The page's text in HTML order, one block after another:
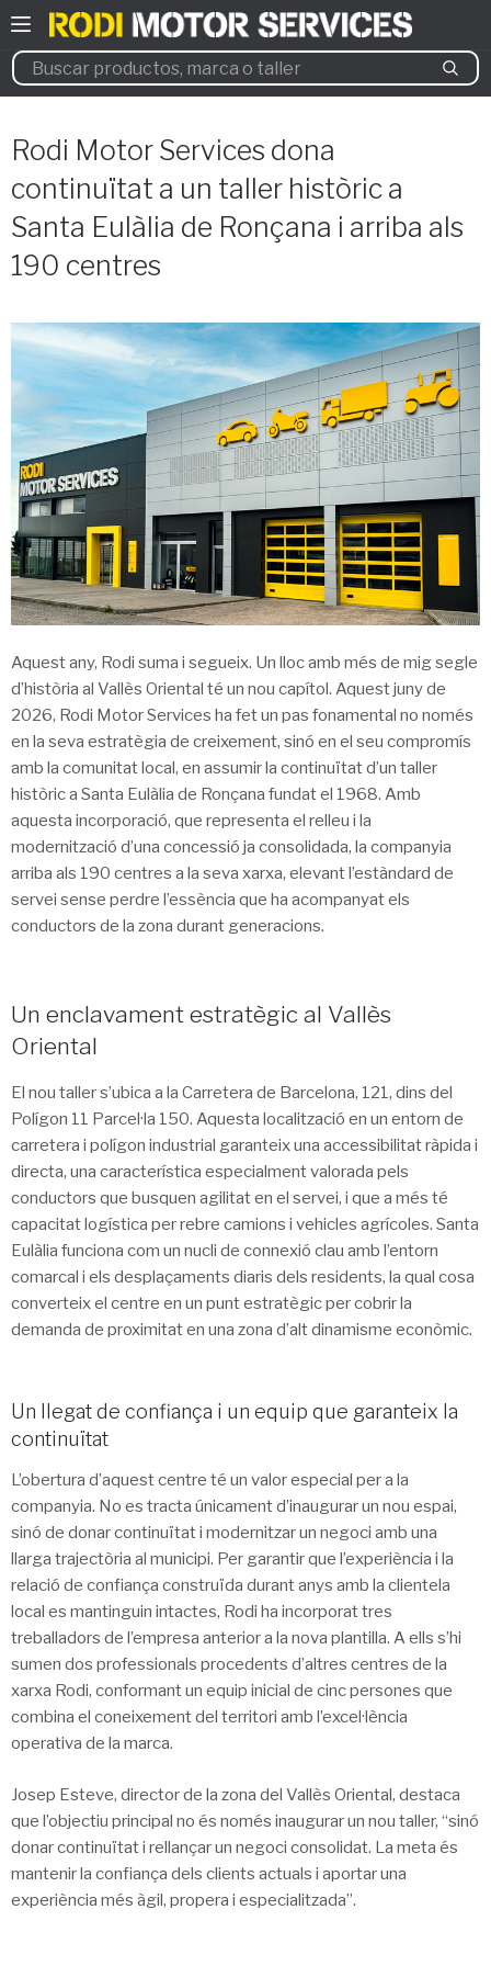
Vés
contingut
Rodi Motor Services dona
continuïtat a un taller històric a
Santa Eulàlia de Ronçana i arriba als
190 centres
Aquest any, Rodi suma i segueix. Un lloc amb més de mig segle
d’història al Vallès Oriental té un nou capítol. Aquest juny de
2026, Rodi Motor Services ha fet un pas fonamental no només
en la seva estratègia de creixement, sinó en el seu compromís
amb la comunitat local, en assumir la continuïtat d’un taller
històric a Santa Eulàlia de Ronçana fundat el 1968. Amb
aquesta incorporació, que representa el relleu i la
modernització d’una concessió ja consolidada, la companyia
arriba als 190 centres a la seva xarxa, elevant l’estàndard de
servei sense perdre l’essència que ha acompanyat els
conductors de la zona durant generacions.
Un enclavament estratègic al Vallès
Oriental
El nou taller s’ubica a la Carretera de Barcelona, 121, dins del
Polígon 11 Parcel·la 150. Aquesta localització en un entorn de
carretera i polígon industrial garanteix una accessibilitat ràpida i
directa, una característica especialment valorada pels
conductors que busquen agilitat en el servei, i que a més té
capacitat logística per rebre camions i vehicles agrícoles. Santa
Eulàlia funciona com un nucli de connexió clau amb l’entorn
comarcal i els desplaçaments diaris dels residents, la qual cosa
converteix el centre en un punt estratègic per cobrir la
demanda de proximitat en una zona d’alt dinamisme econòmic.
Un llegat de confiança i un equip que garanteix la
continuïtat
L’obertura d’aquest centre té un valor especial per a la
companyia. No es tracta únicament d’inaugurar un nou espai,
sinó de donar continuïtat i modernitzar un negoci amb una
llarga trajectòria al municipi. Per garantir que l’experiència i la
relació de confiança construïda durant anys amb la clientela
local es mantinguin intactes, Rodi ha incorporat tres
treballadors de l’empresa anterior a la nova plantilla. A ells s’hi
sumen dos professionals procedents d’altres centres de la
xarxa Rodi, conformant un equip inicial de cinc persones que
combina el coneixement del territori amb l’excel·lència
operativa de la marca.
Josep Esteve, director de la zona del Vallès Oriental, destaca
que l’objectiu principal no és només inaugurar un nou taller, “sinó
donar continuïtat i rellançar un negoci consolidat. La meta és
mantenir la confiança dels clients actuals i aportar una
experiència més àgil, propera i especialitzada”.